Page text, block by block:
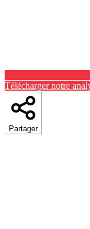
Télécharger notre
Partager